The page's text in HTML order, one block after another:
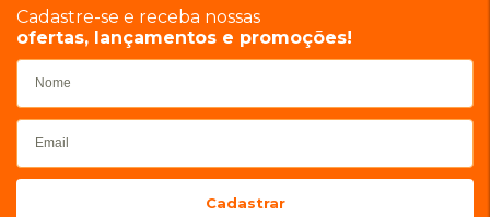
Cadastre-se e receba nossas
ofertas, lançamentos e promoções!